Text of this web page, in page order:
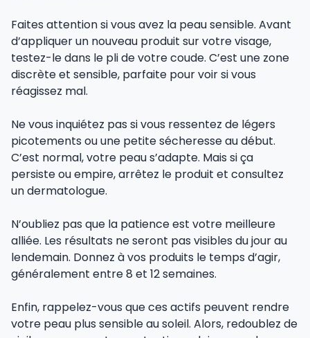
Faites attention si vous avez la peau sensible. Avant
d’appliquer un nouveau produit sur votre visage,
testez-le dans le pli de votre coude. C’est une zone
discrète et sensible, parfaite pour voir si vous
réagissez mal.
Ne vous inquiétez pas si vous ressentez de légers
picotements ou une petite sécheresse au début.
C’est normal, votre peau s’adapte. Mais si ça
persiste ou empire, arrêtez le produit et consultez
un dermatologue.
N’oubliez pas que la patience est votre meilleure
alliée. Les résultats ne seront pas visibles du jour au
lendemain. Donnez à vos produits le temps d’agir,
généralement entre 8 et 12 semaines.
Enfin, rappelez-vous que ces actifs peuvent rendre
votre peau plus sensible au soleil. Alors, redoublez de